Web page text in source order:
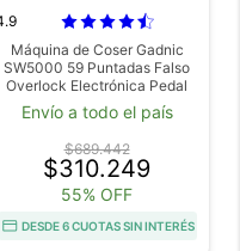
Máquina de Coser Gadnic
SW5000 59 Puntadas Falso
Overlock Electrónica Pedal
Luz Led
Envío a todo el país
$689.442
$310.249
55% OFF
DESDE 6 CUOTAS SIN INTERÉS